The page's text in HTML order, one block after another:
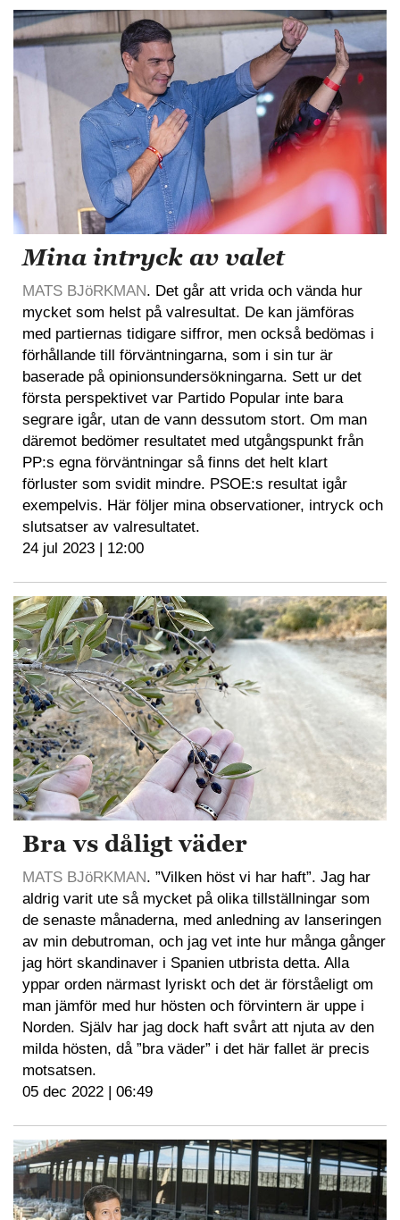
Mina intryck av valet
MATS BJöRKMAN. Det går att vrida och vända hur
mycket som helst på valresultat. De kan jämföras
med partiernas tidigare siffror, men också bedömas i
förhållande till förväntningarna, som i sin tur är
baserade på opinionsundersökningarna. Sett ur det
första perspektivet var Partido Popular inte bara
segrare igår, utan de vann dessutom stort. Om man
däremot bedömer resultatet med utgångspunkt från
PP:s egna förväntningar så finns det helt klart
förluster som svidit mindre. PSOE:s resultat igår
exempelvis. Här följer mina observationer, intryck och
slutsatser av valresultatet.
24 jul 2023 | 12:00
Bra vs dåligt väder
MATS BJöRKMAN. ”Vilken höst vi har haft”. Jag har
aldrig varit ute så mycket på olika tillställningar som
de senaste månaderna, med anledning av lanseringen
av min debutroman, och jag vet inte hur många gånger
jag hört skandinaver i Spanien utbrista detta. Alla
yppar orden närmast lyriskt och det är förståeligt om
man jämför med hur hösten och förvintern är uppe i
Norden. Själv har jag dock haft svårt att njuta av den
milda hösten, då ”bra väder” i det här fallet är precis
motsatsen.
05 dec 2022 | 06:49